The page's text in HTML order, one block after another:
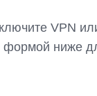
VPN
формой ниже